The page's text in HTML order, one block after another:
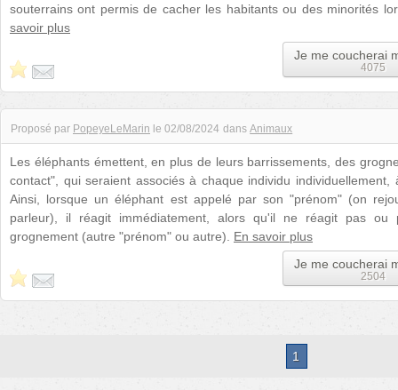
souterrains ont permis de cacher les habitants ou des minorités
savoir plus
Je me coucherai
4075
Proposé par PopeyeLeMarin le 02/08/2024 dans Animaux
Les éléphants émettent, en plus de leurs barrissements, des
contact", qui seraient associés à chaque individu
Ainsi, lorsque un éléphant est appelé par son "prénom" (on
parleur), il réagit immédiatement, alors qu'il ne réagit pas
grognement (autre "prénom" ou autre). En savoir plus
Je me coucherai
2504
1